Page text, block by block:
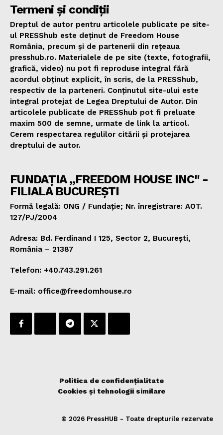
Termeni și condiții
Dreptul de autor pentru articolele publicate pe site-
ul PRESShub este deținut de Freedom House
România, precum și de partenerii din rețeaua
presshub.ro. Materialele de pe site (texte, fotografii,
grafică, video) nu pot fi reproduse integral fără
acordul obținut explicit, în scris, de la PRESShub,
respectiv de la parteneri. Conținutul site-ului este
integral protejat de Legea Dreptului de Autor. Din
articolele publicate de PRESShub pot fi preluate
maxim 500 de semne, urmate de link la articol.
Cerem respectarea regulilor citării și protejarea
dreptului de autor.
FUNDAȚIA „FREEDOM HOUSE INC" -
FILIALA BUCUREȘTI
Formă legală: ONG / Fundație; Nr. înregistrare: AOT.
127/PJ/2004
Adresa: Bd. Ferdinand I 125, Sector 2, București,
România – 21387
Telefon: +40.743.291.261
E-mail: office@freedomhouse.ro
Politica de confidențialitate
Cookies și tehnologii similare
© 2026 PressHUB - Toate drepturile rezervate